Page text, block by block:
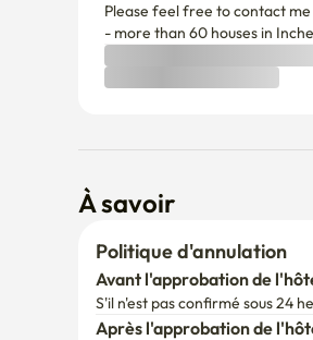
Please feel free to contact
- more than 60 houses in
À savoir
Politique d'annulation
S'il n'est pas confirmé sous 24
Après l'approbation de
Remboursement intégral dans
Au-delà, un remboursement